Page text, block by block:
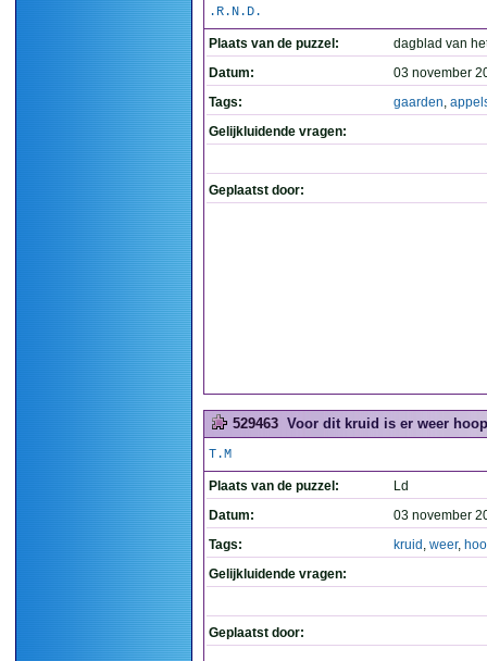
.R.N.D.
Plaats van de puzzel:
dagblad van
Datum:
03 november
Tags:
gaarden,
Gelijkluidende vragen:
Geplaatst door:
529463 Voor dit kruid is er weer
T.M
Plaats van de puzzel:
Ld
Datum:
03 november
Tags:
kruid , weer,
Gelijkluidende vragen:
Geplaatst door: